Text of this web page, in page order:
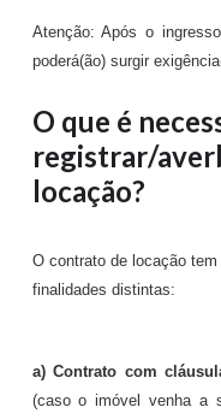
Atenção: Após o
poderá(ão) surgir
O que é
registrar/
locação?
O contrato de locação
finalidades distintas:
a)Contrato com
(caso o imóvel venha a